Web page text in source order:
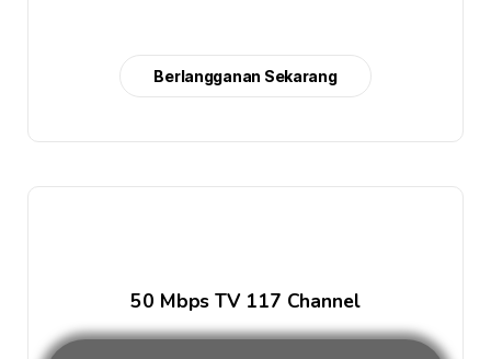
Berlangganan Sekarang
50 Mbps TV 117 Channel